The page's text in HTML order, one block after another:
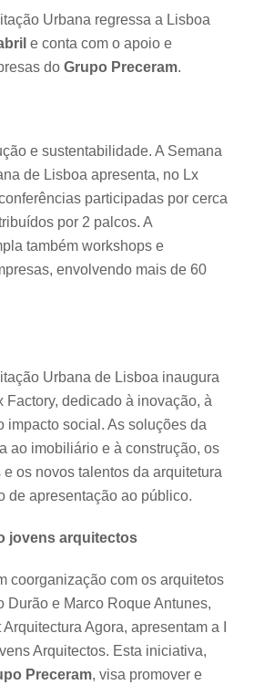
Urbana regressa a Lisboa
e conta com o apoio e
doGrupo Preceram.
e sustentabilidade. A Semana
de Lisboa apresenta, no Lx
participadas por cerca
por 2 palcos. A
também workshops e
envolvendo mais de 60
Urbana de Lisboa inaugura
Factory, dedicado à inovação, à
impacto social. As soluções da
ao imobiliário e à construção, os
os novos talentos da arquitetura
de apresentação ao público.
jovens arquitectos
coorganização com os arquitetos
Durão e Marco Roque Antunes,
Agora, apresentam a I
Arquitectos. Esta iniciativa,
Preceram, visa promover e